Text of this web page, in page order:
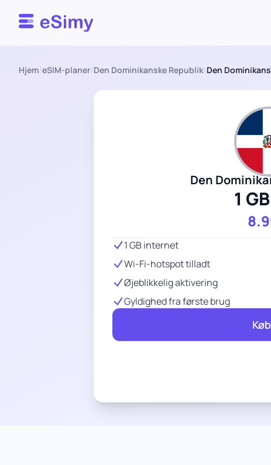
Esimy
Hjem/eSIM-planer/Den Dominikanske Republik/Den
Den
1 GB
1 GB internet
Wi-Fi-hotspot tilladt
Øjeblikkelig aktivering
Gyldighed fra første brug